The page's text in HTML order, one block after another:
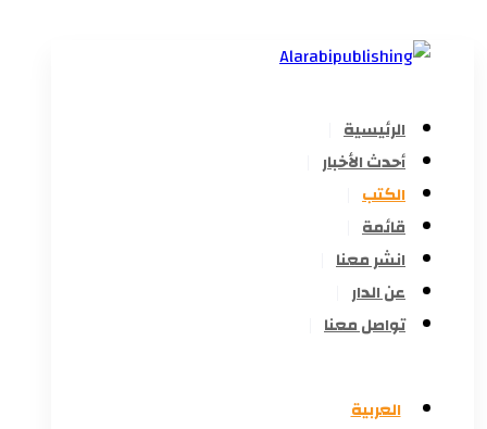
الرئيسية
أحدث الأخبار
الكتب
قائمة
انشر معنا
عن الدار
تواصل معنا
العربية